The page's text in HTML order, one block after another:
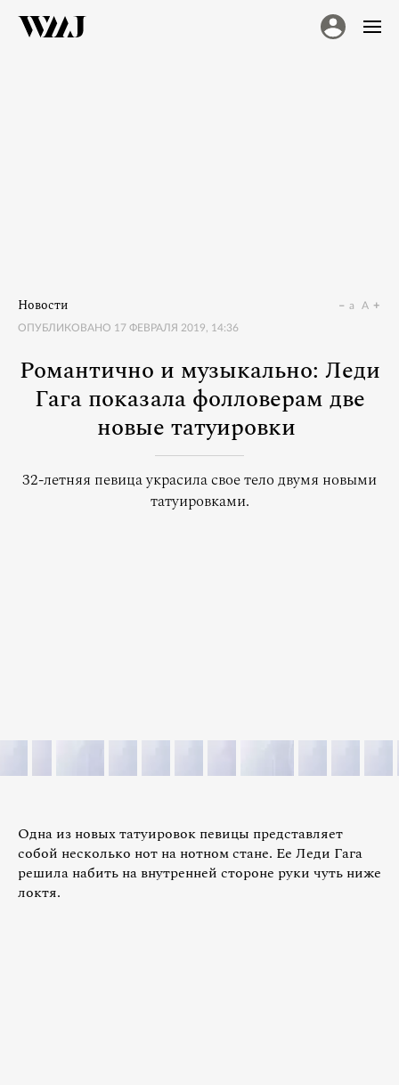
Новости
ОПУБЛИКОВАНО 17 ФЕВРАЛЯ 2019, 14:36
a A
Романтично и музыкально: Леди
Гага показала фолловерам две
новые татуировки
32-летняя певица украсила свое тело двумя новыми
татуировками.
Одна из новых татуировок певицы представляет
собой несколько нот на нотном стане. Ее Леди Гага
решила набить на внутренней стороне руки чуть ниже
локтя.